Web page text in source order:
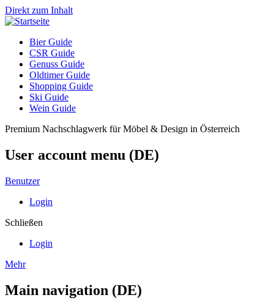
Direkt zum Inhalt
Bier Guide
CSR Guide
Genuss Guide
Oldtimer Guide
Shopping Guide
Ski Guide
Wein Guide
Premium Nachschlagwerk für Möbel & Design in Österreich
User account menu (DE)
Benutzer
Login
Schließen
Login
Mehr
Main navigation (DE)